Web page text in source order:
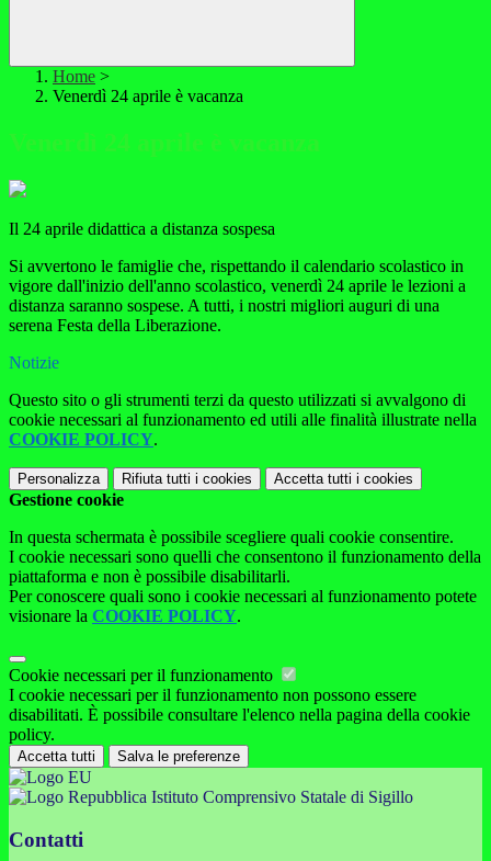
Home >
Venerdì 24 aprile è vacanza
Venerdì 24 aprile è vacanza
Il 24 aprile didattica a distanza sospesa
Si avvertono le famiglie che, rispettando il calendario scolastico in
vigore dall'inizio dell'anno scolastico, venerdì 24 aprile le lezioni a
distanza saranno sospese. A tutti, i nostri migliori auguri di una
serena Festa della Liberazione.
Notizie
Questo sito o gli strumenti terzi da questo utilizzati si avvalgono di
cookie necessari al funzionamento ed utili alle finalità illustrate nella
COOKIE POLICY.
Personalizza Rifiuta tutti i cookies Accetta tutti i cookies
Gestione cookie
In questa schermata è possibile scegliere quali cookie consentire.
I cookie necessari sono quelli che consentono il funzionamento della
piattaforma e non è possibile disabilitarli.
Per conoscere quali sono i cookie necessari al funzionamento potete
visionare la COOKIE POLICY.
Cookie necessari per il funzionamento
I cookie necessari per il funzionamento non possono essere
disabilitati. È possibile consultare l'elenco nella pagina della cookie
policy.
Accetta tutti Salva le preferenze
Istituto Comprensivo Statale di Sigillo
Contatti